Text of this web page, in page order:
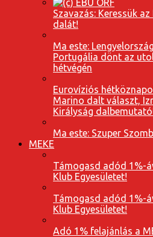
Szavazás: Keressük
dalát!
Ma este:
Portugália dönt az
hétvégén
Eurovíziós
Marino dalt választ,
Királyság
Ma este: Szuper
MEKE
Támogasd adód 1%-
Klub Egyesületet!
Támogasd adód 1%-
Klub Egyesületet!
Adó 1% felajánlás a